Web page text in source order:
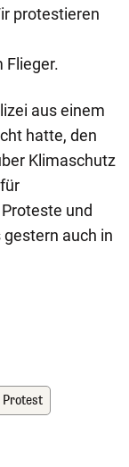
protestieren
Flieger.
aus einem
hatte, den
Klimaschutz
und
gestern auch in
Protest